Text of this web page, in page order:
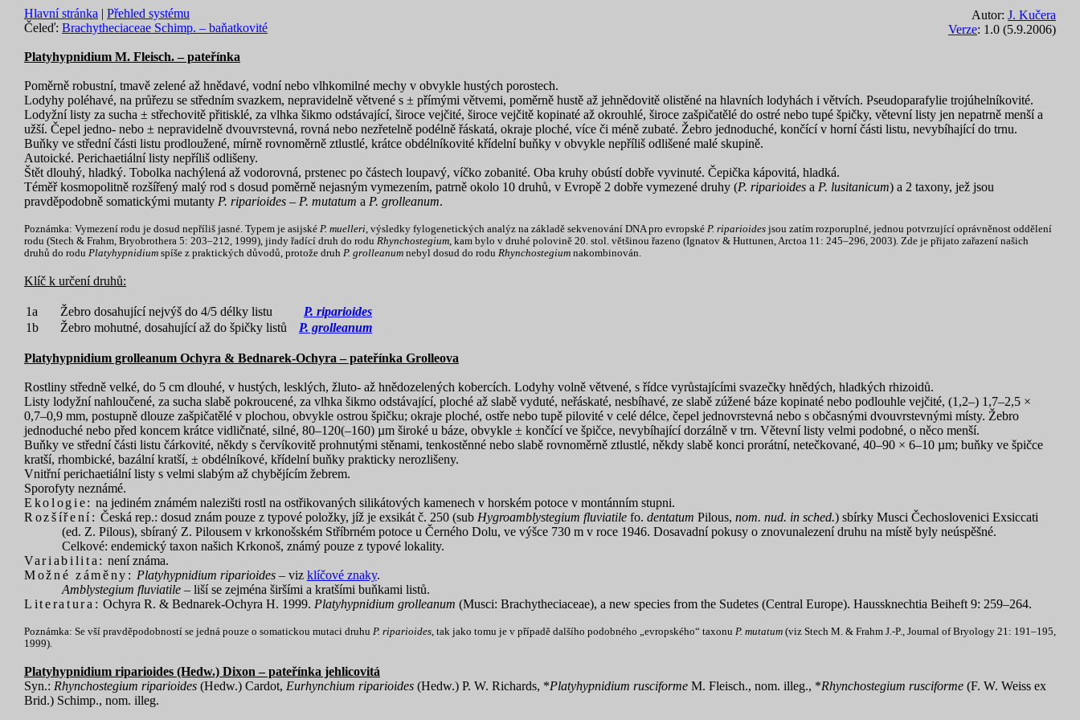
Hlavní stránka | Přehled systému
Čeleď: Brachytheciaceae Schimp. – baňatkovité
Autor: J. Kučera
Verze: 1.0 (5.9.2006)
Platyhypnidium M. Fleisch. – pateřínka
Poměrně robustní, tmavě zelené až hnědavé, vodní nebo vlhkomilné mechy v obvykle hustých porostech.
Lodyhy poléhavé, na průřezu se středním svazkem, nepravidelně větvené s ± přímými větvemi, poměrně hustě až jehnědovitě olistěné na hlavních lodyhách i větvích. Pseudoparafylie trojúhelníkovité.
Lodyžní listy za sucha ± střechovitě přitisklé, za vlhka šikmo odstávající, široce vejčité, široce vejčitě kopinaté až okrouhlé, široce zašpičatělé do ostré nebo tupé špičky, větevní listy jen nepatrně menší a
užší. Čepel jedno- nebo ± nepravidelně dvouvrstevná, rovná nebo nezřetelně podélně řáskatá, okraje ploché, více či méně zubaté. Žebro jednoduché, končící v horní části listu, nevybíhající do trnu.
Buňky ve střední části listu prodloužené, mírně rovnoměrně ztlustlé, krátce obdélníkovité křídelní buňky v obvykle nepříliš odlišené malé skupině.
Autoické. Perichaetiální listy nepříliš odlišeny.
Štět dlouhý, hladký. Tobolka nachýlená až vodorovná, prstenec po částech loupavý, víčko zobanité. Oba kruhy obústí dobře vyvinuté. Čepička kápovitá, hladká.
Téměř kosmopolitně rozšířený malý rod s dosud poměrně nejasným vymezením, patrně okolo 10 druhů, v Evropě 2 dobře vymezené druhy (P. riparioides a P. lusitanicum) a 2 taxony, jež jsou
pravděpodobně somatickými mutanty P. riparioides – P. mutatum a P. grolleanum.
Poznámka: Vymezení rodu je dosud nepříliš jasné. Typem je asijské P. muelleri, výsledky fylogenetických analýz na základě sekvenování DNA pro evropské P. riparioides jsou zatím rozporuplné, jednou potvrzující oprávněnost oddělení
rodu (Stech & Frahm, Bryobrothera 5: 203–212, 1999), jindy řadící druh do rodu Rhynchostegium, kam bylo v druhé polovině 20. stol. většinou řazeno (Ignatov & Huttunen, Arctoa 11: 245–296, 2003). Zde je přijato zařazení našich
druhů do rodu Platyhypnidium spíše z praktických důvodů, protože druh P. grolleanum nebyl dosud do rodu Rhynchostegium nakombinován.
Klíč k určení druhů:
1a Žebro dosahující nejvýš do 4/5 délky listu
P. riparioides
1b
Žebro mohutné, dosahující až do špičky listů P. grolleanum
Platyhypnidium grolleanum Ochyra & Bednarek-Ochyra – pateřínka Grolleova
Rostliny středně velké, do 5 cm dlouhé, v hustých, lesklých, žluto- až hnědozelených kobercích. Lodyhy volně větvené, s řídce vyrůstajícími svazečky hnědých, hladkých rhizoidů.
Listy lodyžní nahloučené, za sucha slabě pokroucené, za vlhka šikmo odstávající, ploché až slabě vyduté, neřáskaté, nesbíhavé, ze slabě zúžené báze kopinaté nebo podlouhle vejčité, (1,2–) 1,7–2,5 ×
0,7–0,9 mm, postupně dlouze zašpičatělé v plochou, obvykle ostrou špičku; okraje ploché, ostře nebo tupě pilovité v celé délce, čepel jednovrstevná nebo s občasnými dvouvrstevnými místy. Žebro
jednoduché nebo před koncem krátce vidličnaté, silné, 80–120(–160) µm široké u báze, obvykle ± končící ve špičce, nevybíhající dorzálně v trn. Větevní listy velmi podobné, o něco menší.
Buňky ve střední části listu čárkovité, někdy s červíkovitě prohnutými stěnami, tenkostěnné nebo slabě rovnoměrně ztlustlé, někdy slabě konci prorátní, netečkované, 40–90 × 6–10 µm; buňky ve špičce
kratší, rhombické, bazální kratší, ± obdélníkové, křídelní buňky prakticky nerozlišeny.
Vnitřní perichaetiální listy s velmi slabým až chybějícím žebrem.
Sporofyty neznámé.
Ekologie: na jediném známém nalezišti rostl na ostřikovaných silikátových kamenech v horském potoce v montánním stupni.
Rozšíření: Česká rep.: dosud znám pouze z typové položky, jíž je exsikát č. 250 (sub Hygroamblystegium fluviatilefo. dentatum Pilous, nom. nud. in sched.) sbírky Musci Čechoslovenici Exsiccati
(ed. Z. Pilous), sbíraný Z. Pilousem v krkonošském Stříbrném potoce u Černého Dolu, ve výšce 730 m v roce 1946. Dosavadní pokusy o znovunalezení druhu na místě byly neúspěšné.
Celkové: endemický taxon našich Krkonoš, známý pouze z typové lokality.
Variabilita: není známa.
Možné záměny: Platyhypnidium riparioides– viz klíčové znaky.
Amblystegium fluviatile – liší se zejména širšími a kratšími buňkami listů.
Literatura: Ochyra R. & Bednarek-Ochyra H. 1999. Platyhypnidium grolleanum (Musci: Brachytheciaceae), a new species from the Sudetes (Central Europe). Haussknechtia Beiheft 9: 259–264.
Poznámka: Se vší pravděpodobností se jedná pouze o somatickou mutaci druhu P. riparioides, tak jako tomu je v případě dalšího podobného „evropského“ taxonu P. mutatum (viz Stech M. & Frahm J.-P., Journal of Bryology 21: 191–195,
1999).
Platyhypnidium riparioides (Hedw.) Dixon – pateřínka jehlicovitá
Syn.: Rhynchostegium riparioides (Hedw.) Cardot, Eurhynchium riparioides (Hedw.) P. W. Richards, *Platyhypnidium rusciforme M. Fleisch., nom. illeg., *Rhynchostegium rusciforme (F. W. Weiss ex
Brid.) Schimp., nom. illeg.